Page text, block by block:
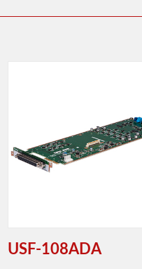
USF-108ADA